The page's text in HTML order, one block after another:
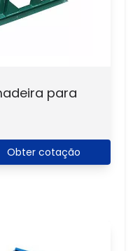
para
Obter cotação